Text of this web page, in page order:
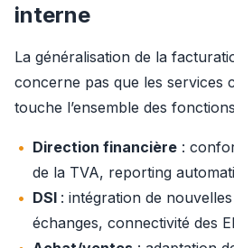
interne
La généralisation de la
concerne pas que les services
touche l’ensemble des
Direction financière :
de la TVA, reporting
DSI : intégration de
échanges, connectivité des